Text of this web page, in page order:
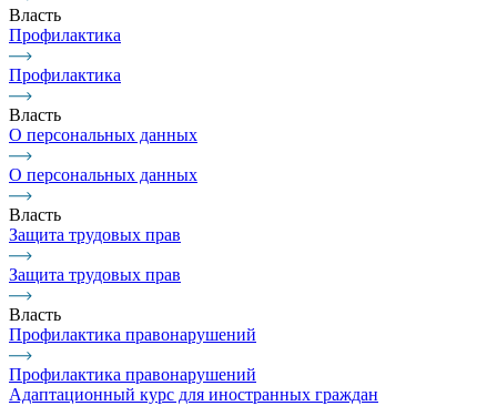
Власть
Профилактика
Профилактика
Власть
О персональных данных
О персональных данных
Власть
Защита трудовых прав
Защита трудовых прав
Власть
Профилактика правонарушений
Профилактика правонарушений
Адаптационный курс для иностранных граждан